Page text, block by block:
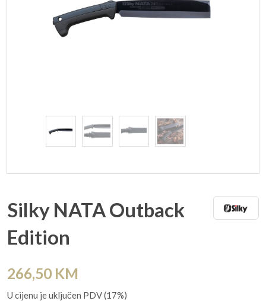
Silky NATA Outback
Edition
266,50 KM
U cijenu je uključen PDV (17%)